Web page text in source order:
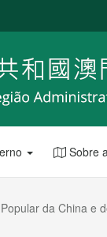
Sobre
da China